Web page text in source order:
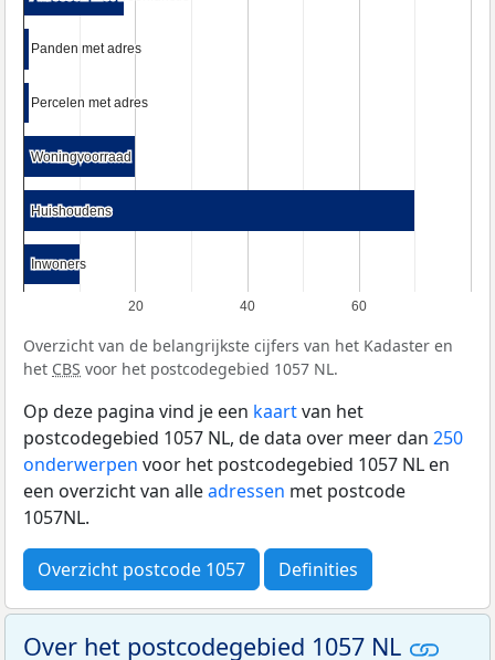
20 40 60
Panden met adres
Panden met adres
Percelen met adres
Percelen met adres
Woningvoorraad
Woningvoorraad
Huishoudens
Huishoudens
Inwoners
Inwoners
Overzicht van de belangrijkste cijfers van het Kadaster en
het CBS voor het postcodegebied 1057 NL.
Op deze pagina vind je een kaartvan het
postcodegebied 1057 NL, de data over meer dan 250
onderwerpen voor het postcodegebied 1057 NL en
een overzicht van alleadressen met postcode
1057NL.
Overzicht postcode 1057 Definities
Over het postcodegebied 1057 NL